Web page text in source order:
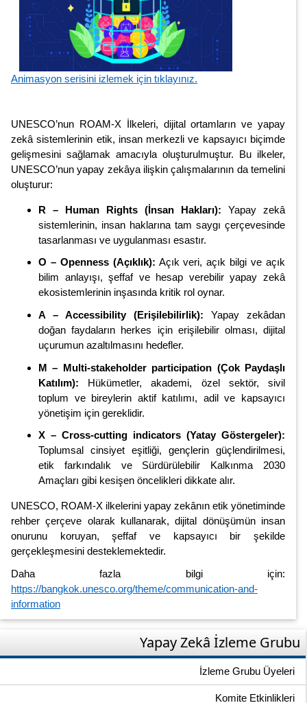
Animasyon serisini izlemek için tıklayınız.
UNESCO’nun ROAM-X İlkeleri, dijital ortamların ve yapay
zekâ sistemlerinin etik, insan merkezli ve kapsayıcı biçimde
gelişmesini sağlamak amacıyla oluşturulmuştur. Bu ilkeler,
UNESCO’nun yapay zekâya ilişkin çalışmalarının da temelini
oluşturur:
R – Human Rights (İnsan Hakları): Yapay zekâ
sistemlerinin, insan haklarına tam saygı çerçevesinde
tasarlanması ve uygulanması esastır.
O – Openness (Açıklık): Açık veri, açık bilgi ve açık
bilim anlayışı, şeffaf ve hesap verebilir yapay zekâ
ekosistemlerinin inşasında kritik rol oynar.
A – Accessibility (Erişilebilirlik): Yapay zekâdan
doğan faydaların herkes için erişilebilir olması, dijital
uçurumun azaltılmasını hedefler.
M – Multi-stakeholder participation (Çok Paydaşlı
Katılım): Hükümetler, akademi, özel sektör, sivil
toplum ve bireylerin aktif katılımı, adil ve kapsayıcı
yönetişim için gereklidir.
X – Cross-cutting indicators (Yatay Göstergeler):
Toplumsal cinsiyet eşitliği, gençlerin güçlendirilmesi,
etik farkındalık ve Sürdürülebilir Kalkınma 2030
Amaçları gibi kesişen öncelikleri dikkate alır.
UNESCO, ROAM-X ilkelerini yapay zekânın etik yönetiminde
rehber çerçeve olarak kullanarak, dijital dönüşümün insan
onurunu koruyan, şeffaf ve kapsayıcı bir şekilde
gerçekleşmesini desteklemektedir.
Daha fazla bilgi için:
https://bangkok.unesco.org/theme/communication-and-
information
Yapay Zekâ İzleme Grubu
İzleme Grubu Üyeleri
Komite Etkinlikleri